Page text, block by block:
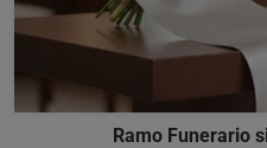
Ramo Funerario